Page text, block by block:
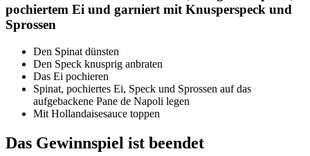
pochiertem Ei und garniert mit Knusperspeck und
Sprossen
Den Spinat dünsten
Den Speck knusprig anbraten
Das Ei pochieren
Spinat, pochiertes Ei, Speck und Sprossen auf das
aufgebackene Pane de Napoli legen
Mit Hollandaisesauce toppen
Das Gewinnspiel ist beendet